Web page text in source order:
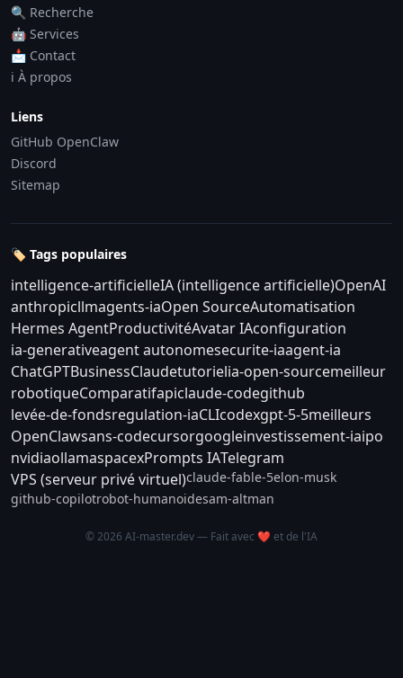
🔍 Recherche
🤖 Services
📩 Contact
ℹ️ À propos
Liens
GitHub OpenClaw
Discord
Sitemap
🏷️ Tags populaires
intelligence-artificielleIA (intelligence artificielle)OpenAI
anthropicllmagents-iaOpen SourceAutomatisation
Hermes AgentProductivitéAvatar IAconfiguration
ia-generativeagent autonomesecurite-iaagent-ia
ChatGPTBusinessClaudetutorielia-open-sourcemeilleur
robotiqueComparatifapiclaude-codegithub
levée-de-fondsregulation-iaCLIcodexgpt-5-5meilleurs
OpenClawsans-codecursorgoogleinvestissement-iaipo
nvidiaollamaspacexPrompts IATelegram
VPS (serveur privé virtuel)claude-fable-5elon-musk
github-copilotrobot-humanoidesam-altman
© 2026 AI-master.dev — Fait avec ❤️ et de l'IA